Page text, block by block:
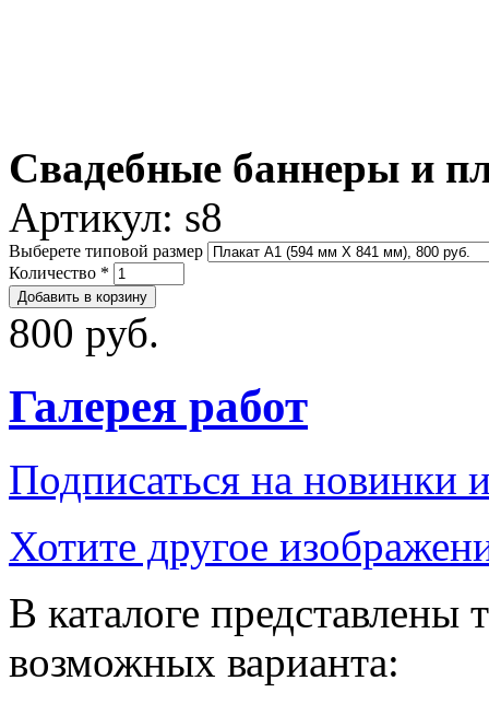
Свадебные баннеры и
Артикул: s8
Выберете типовой размер
Количество *
800 руб.
Галерея работ
Подписаться на новинки
Хотите другое
В каталоге представлены
возможных варианта: